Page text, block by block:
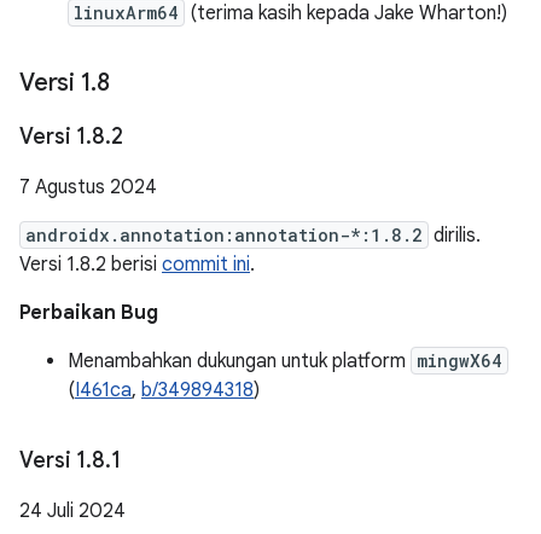
linuxArm64 (terima kasih kepada Jake Wharton!)
Versi 1.8
Versi 1.8.2
7 Agustus 2024
androidx.annotation:annotation-*:1.8.2 dirilis.
Versi 1.8.2 berisi commit ini.
Perbaikan Bug
Menambahkan dukungan untuk platform mingwX64
(I461ca, b/349894318)
Versi 1.8.1
24 Juli 2024